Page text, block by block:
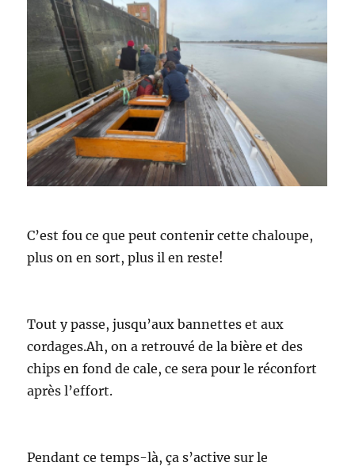
C’est fou ce que peut contenir cette chaloupe,
plus on en sort, plus il en reste!
Tout y passe, jusqu’aux bannettes et aux
cordages.Ah, on a retrouvé de la bière et des
chips en fond de cale, ce sera pour le réconfort
après l’effort.
Pendant ce temps-là, ça s’active sur le